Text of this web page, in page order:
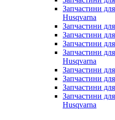
Запчастини
Husqvarna
Запчастини
Запчастини
Запчастини
Запчастини
Husqvarna
Запчастини
Запчастини
Запчастини
Запчастини
Husqvarna